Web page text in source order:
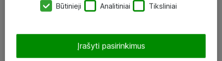
eShop@atea.lt
Būtinieji Analitiniai Tiksliniai
Įrašyti pasirinkimus